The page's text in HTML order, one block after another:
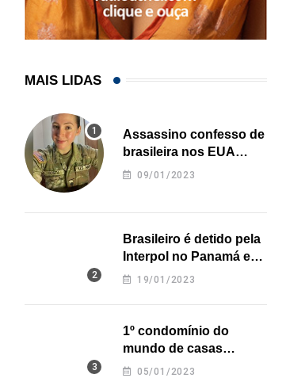
,ESTADOS UNIDOS
MAIS LIDAS
Assassino confesso de
brasileira nos EUA
revela onde deixou o
09/01/2023
Brasileiro é detido pela
Interpol no Panamá e
pode pegar prisão
19/01/2023
1º condomínio do
mundo de casas
impressas em 3D é
05/01/2023